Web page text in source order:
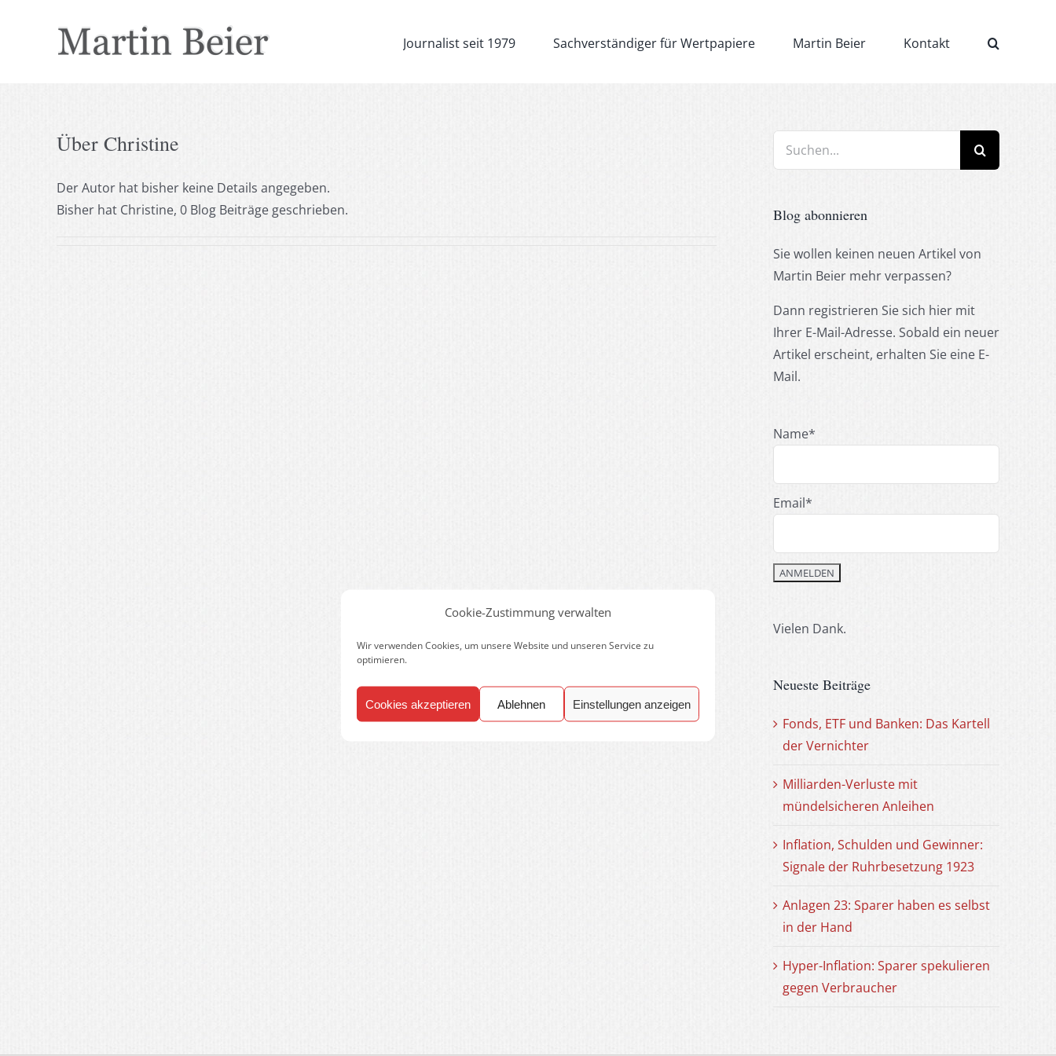
Cookie-Zustimmung verwalten
Wir verwenden Cookies, um unsere Website und unseren Service zu
optimieren.
Cookies akzeptieren Ablehnen Einstellungen anzeigen
Journalist seit 1979 Sachverständiger für Wertpapiere Martin Beier Kontakt
Über Christine
Der Autor hat bisher keine Details angegeben.
Bisher hat Christine, 0 Blog Beiträge geschrieben.
Suche
Blog abonnieren
Sie wollen keinen neuen Artikel von
Martin Beier mehr verpassen?
Dann registrieren Sie sich hier mit
Ihrer E-Mail-Adresse. Sobald ein neuer
Artikel erscheint, erhalten Sie eine E-
Mail.
Name*
Email*
Vielen Dank.
Neueste Beiträge
Fonds, ETF und Banken: Das Kartell
der Vernichter
Milliarden-Verluste mit
mündelsicheren Anleihen
Inflation, Schulden und Gewinner:
Signale der Ruhrbesetzung 1923
Anlagen 23: Sparer haben es selbst
in der Hand
Hyper-Inflation: Sparer spekulieren
gegen Verbraucher